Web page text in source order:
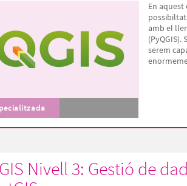
En
amb el
(PyQGIS).
serem
Nivell 3: Gestió de